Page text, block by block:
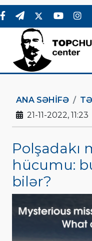
ANA SƏHIFƏ
21-11-2022, 11:23
Polşadakı
hücumu:
bilər?